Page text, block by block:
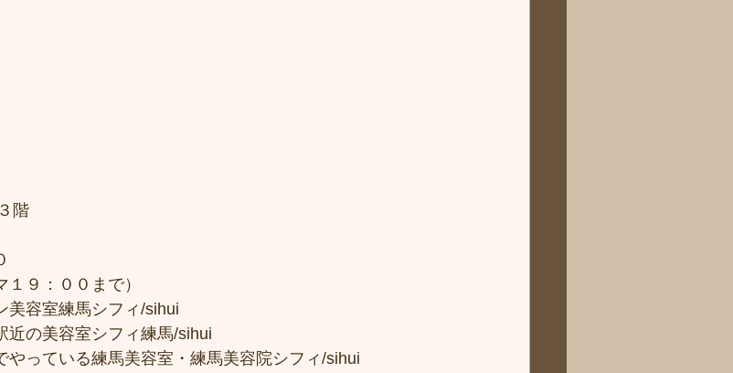
階
１９：００まで）
美容室練馬シフィ/sihui
近の美容室シフィ練馬/sihui
っている練馬美容室・練馬美容院シフィ/sihui